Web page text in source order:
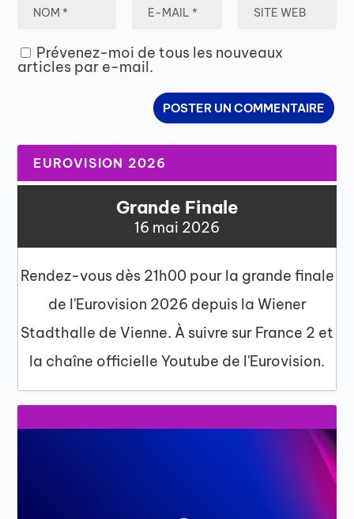
Prévenez-moi de tous les nouveaux
articles par e-mail.
EUROVISION 2026
Grande Finale
16 mai 2026
Rendez-vous dès 21h00 pour la grande finale
de l'Eurovision 2026 depuis la Wiener
Stadthalle de Vienne. À suivre sur France 2 et
la chaîne officielle Youtube de l'Eurovision.